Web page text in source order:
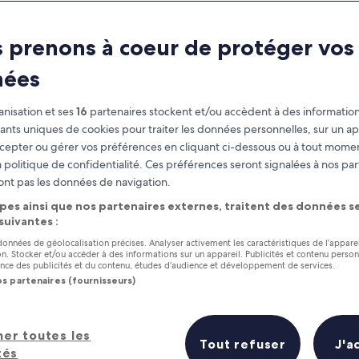
Gagnez des récompenses pour
chaque nuit séjournée
14 août - 16 août
(MDR) : les 5 meilleurs hôtels
prenons à coeur de protéger vos
et ses16 partenaires stockent et/ou accèdent à des
uniques de cookies pour traiter les données personnelles, sur un
ou gérer vos préférences en cliquant ci-dessous ou à tout
politique de confidentialité. Ces préférences seront signalées à nos
pas les données de navigation.
ainsi que nos partenaires externes, traitent des données
:
de géolocalisation précises. Analyser activement les caractéristiques de
Stocker et/ou accéder à des informations sur un appareil. Publicités et contenu
des publicités et du contenu, études d’audience et développement de services.
partenaires (fournisseurs)
toutes les
Tout refuser